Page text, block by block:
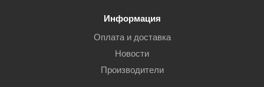
Информация
Оплата и доставка
Новости
Производители